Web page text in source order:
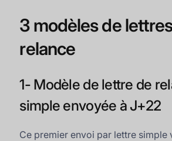
3 modèles de
relance
1- Modèle de lettre de
simple envoyée à J+22
Ce premier envoi par lettre simple